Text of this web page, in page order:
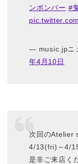
ンボンバー #
— music.jpニ
年4月10日
次回のAtelier
4/13(fri)～4/
是非ご来店く